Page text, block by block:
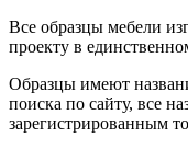
Все образцы мебели
проекту в
Образцы имеют
поиска по сайту, все
зарегистрированным